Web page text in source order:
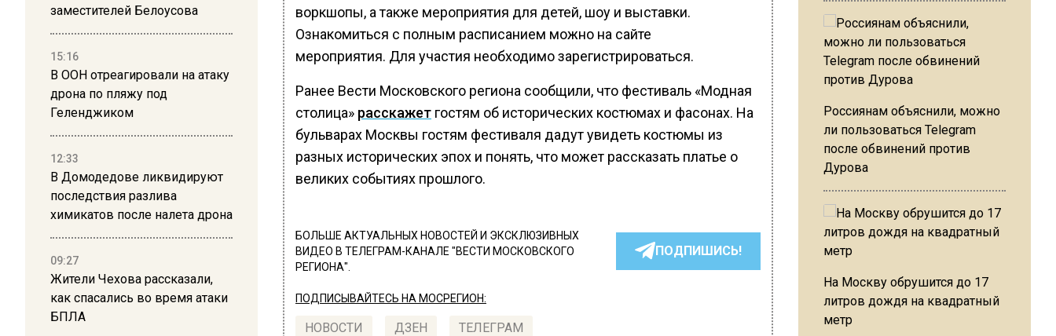
заместителей Белоусова
15:16
В ООН отреагировали на атаку
дрона по пляжу под
Геленджиком
12:33
В Домодедове ликвидируют
последствия разлива
химикатов после налета дрона
09:27
Жители Чехова рассказали,
как спасались во время атаки
БПЛА
воркшопы, а также мероприятия для детей, шоу и выставки.
Ознакомиться с полным расписанием можно на сайте
мероприятия. Для участия необходимо зарегистрироваться.
Ранее Вести Московского региона сообщили, что фестиваль «Модная
столица» расскажетгостям об исторических костюмах и фасонах. На
бульварах Москвы гостям фестиваля дадут увидеть костюмы из
разных исторических эпох и понять, что может рассказать платье о
великих событиях прошлого.
БОЛЬШЕ АКТУАЛЬНЫХ НОВОСТЕЙ И ЭКСКЛЮЗИВНЫХ
ВИДЕО В ТЕЛЕГРАМ-КАНАЛЕ "ВЕСТИ МОСКОВСКОГО
РЕГИОНА".
ПОДПИШИСЬ!
ПОДПИСЫВАЙТЕСЬ НА МОСРЕГИОН:
НОВОСТИ ДЗЕН ТЕЛЕГРАМ
Россиянам объяснили, можно
ли пользоваться Telegram
после обвинений против
Дурова
На Москву обрушится до 17
литров дождя на квадратный
метр